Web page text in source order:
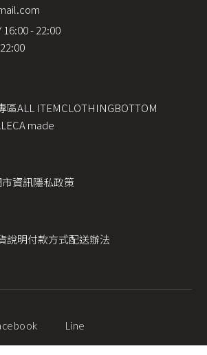
16:00 - 22:00
區ALL ITEMCLOTHINGBOTTOM
CA made
市資訊隱私政策
說明付款方式配送辦法
Line